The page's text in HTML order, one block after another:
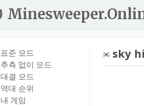
표준 모드
추측 없이 모드
대결 모드
역대 순위
내 게임
sky